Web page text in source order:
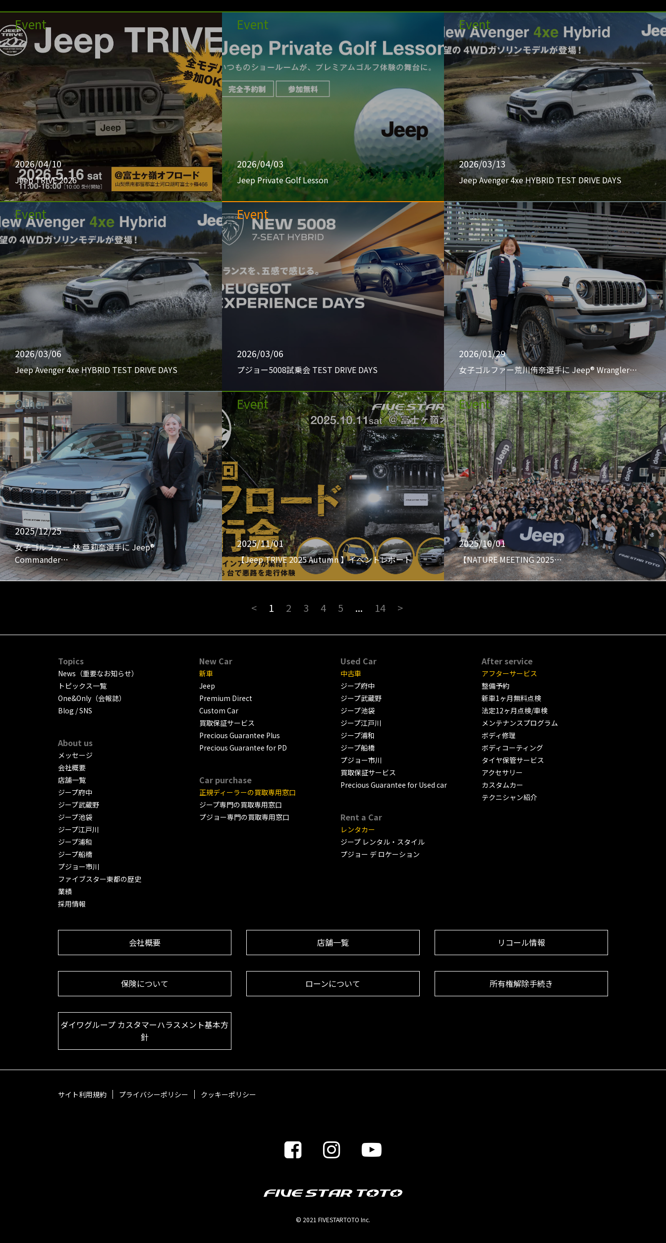
Event
2026/04/10
Jeep TRIVE 2026
Event
2026/04/03
Jeep Private Golf Lesson
Event
2026/03/13
Jeep Avenger 4xe HYBRID TEST DRIVE DAYS
Event
2026/03/06
Jeep Avenger 4xe HYBRID TEST DRIVE DAYS
Event
2026/03/06
プジョー5008試乗会 TEST DRIVE DAYS
Other
2026/01/29
女子ゴルファー荒川侑奈選手に Jeep® Wrangler…
Other
2025/12/25
女子ゴルファー 林 亜莉奈選手に Jeep®
Commander…
Event
2025/11/01
【Jeep TRIVE 2025 Autumn 】イベントレポート
Event
2025/10/01
【NATURE MEETING 2025…
< 1 2 3 4 5 ... 14 >
Topics
News（重要なお知らせ）
トピックス一覧
One&Only（会報誌）
Blog / SNS
About us
メッセージ
会社概要
店舗一覧
ジープ府中
ジープ武蔵野
ジープ池袋
ジープ江戸川
ジープ浦和
ジープ船橋
プジョー市川
ファイブスター東都の歴史
業績
採用情報
New Car
新車
Jeep
Premium Direct
Custom Car
買取保証サービス
Precious Guarantee Plus
Precious Guarantee for PD
Car purchase
正規ディーラーの買取専用窓口
ジープ専門の買取専用窓口
プジョー専門の買取専用窓口
Used Car
中古車
ジープ府中
ジープ武蔵野
ジープ池袋
ジープ江戸川
ジープ浦和
ジープ船橋
プジョー市川
買取保証サービス
Precious Guarantee for Used car
Rent a Car
レンタカー
ジープ レンタル・スタイル
プジョー デ ロケーション
After service
アフターサービス
整備予約
新車1ヶ月無料点検
法定12ヶ月点検/車検
メンテナンスプログラム
ボディ修理
ボディコーティング
タイヤ保管サービス
アクセサリー
カスタムカー
テクニシャン紹介
会社概要 店舗一覧 リコール情報
保険について ローンについて 所有権解除手続き
ダイワグループ カスタマーハラスメント基本方
針
サイト利用規約 プライバシーポリシー クッキーポリシー
© 2021 FIVESTARTOTO Inc.